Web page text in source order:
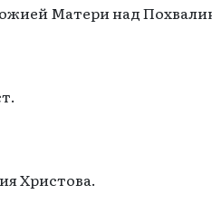
Матери над
Христова.